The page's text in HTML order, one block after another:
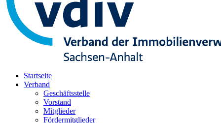
Startseite
Verband
Geschäftsstelle
Vorstand
Mitglieder
Fördermitglieder